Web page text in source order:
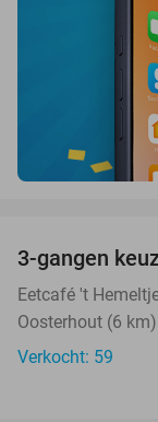
3-gangen
Eetcafé 't
Oosterhout (6 km)
Verkocht: 59